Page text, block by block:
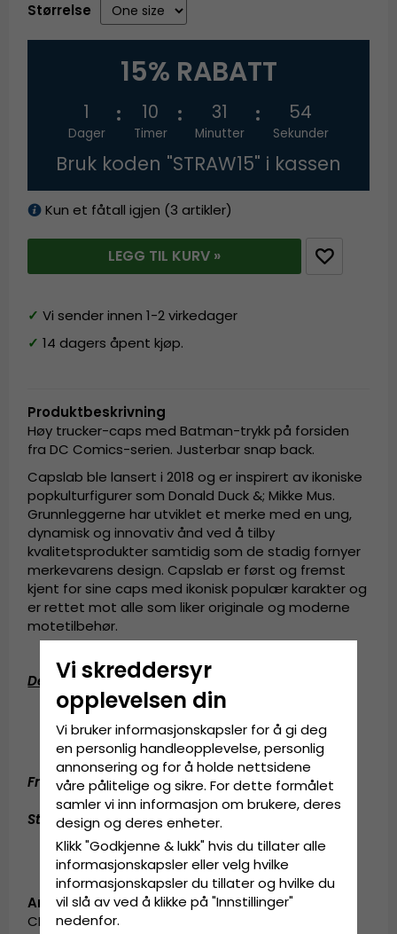
Størrelse
15% RABATT
1
Dager
10
Timer
31
Minutter
54
Sekunder
Bruk koden "STRAW15" i kassen
Kun et fåtall igjen (3 artikler)
LEGG TIL KURV »
✓ Vi sender innen 1-2 virkedager
✓ 14 dagers åpent kjøp.
Produktbeskrivning
Høy trucker-caps med Batman-trykk på forsiden
fra DC Comics-serien. Justerbar snap back.
Capslab ble lansert i 2018 og er inspirert av ikoniske
popkulturfigurer som Donald Duck &; Mikke Mus.
Grunnleggerne har utviklet et merke med en ung,
dynamisk og innovativ ånd ved å tilby
kvalitetsprodukter samtidig som de stadig fornyer
merkevarens design. Capslab er først og fremst
kjent for sine caps med ikonisk populær karakter og
er rettet mot alle som liker originale og moderne
motetilbehør.
Detaljert informasjon:
One Size
Justerbar på baksiden av capsen
Fremstilt av:Bomull / Polyester
Størrelsesguide:En størrelse som passer til alle
Artikkel-ID:
CL_CL/DC5/1/CAS/VIN1.batman-black
Vi skreddersyr
opplevelsen din
Vi bruker informasjonskapsler for å gi deg
en personlig handleopplevelse, personlig
annonsering og for å holde nettsidene
våre pålitelige og sikre. For dette formålet
samler vi inn informasjon om brukere, deres
design og deres enheter.
Klikk "Godkjenne & lukk" hvis du tillater alle
informasjonskapsler eller velg hvilke
informasjonskapsler du tillater og hvilke du
vil slå av ved å klikke på "Innstillinger"
nedenfor.